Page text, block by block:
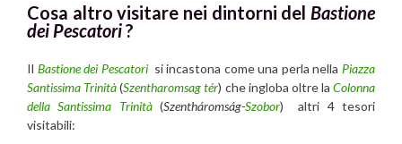
Cosa altro visitare nei dintorni del Bastione
dei Pescatori?
Il Bastione dei Pescatorisi incastona come una perla nella Piazza
Santissima Trinità(Szentharomsag tér) che ingloba oltre la Colonna
della Santissima Trinità(Szentháromság-Szobor) altri 4 tesori
visitabili: